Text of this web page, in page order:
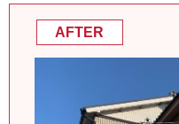
AFTER